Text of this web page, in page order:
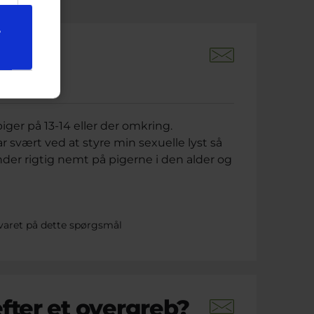
på 13-14 eller der omkring.
svært ved at styre min sexuelle lyst så
rigtig nemt på pigerne i den alder og
på dette spørgsmål
et overgreb?